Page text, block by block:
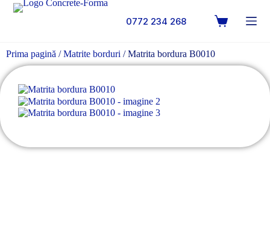
0772 234 268
Prima pagină /Matrite borduri / Matrita bordura B0010